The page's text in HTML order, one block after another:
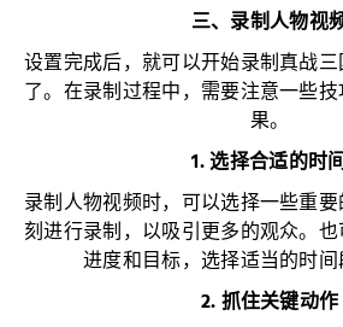
三、录制人物视
设置完成后，就可以开始录制真战
了。在录制过程中，需要注意一些
果。
1. 选择合适的时
录制人物视频时，可以选择一些重
刻进行录制，以吸引更多的观众。
进度和目标，选择适当的时间
2. 抓住关键动作